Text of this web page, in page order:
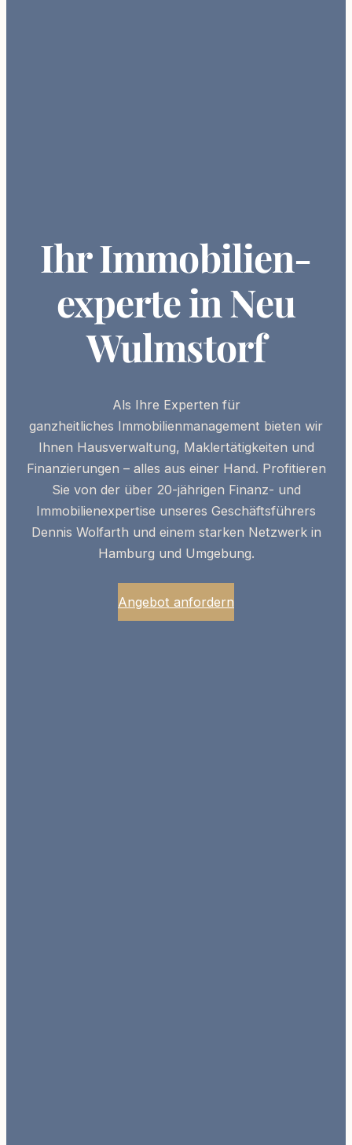
Ihr Immobilien­
experte in Neu
Wulmstorf
Als Ihre Experten für
ganzheitliches Immobilienmanagement bieten wir
Ihnen Hausverwaltung, Maklertätigkeiten und
Finanzierungen – alles aus einer Hand. Profitieren
Sie von der über 20-jährigen Finanz- und
Immobilienexpertise unseres Geschäftsführers
Dennis Wolfarth und einem starken Netzwerk in
Hamburg und Umgebung.
Angebot anfordern